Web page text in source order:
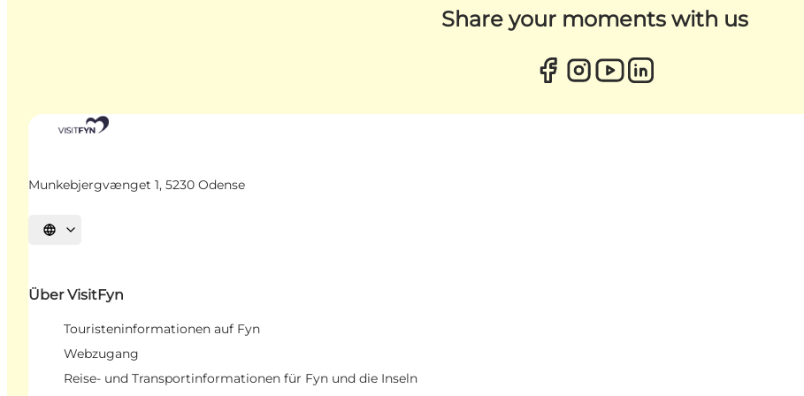
Share your moments with us
Munkebjergvænget 1, 5230 Odense
Sprache auswählen
Über VisitFyn
Touristeninformationen auf Fyn
Webzugang
Reise- und Transportinformationen für Fyn und die Inseln